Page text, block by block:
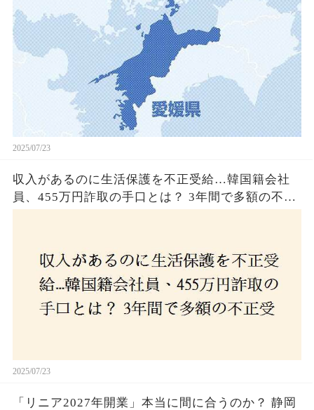
2025/07/23
収入があるのに生活保護を不正受給…韓国籍会社
員、455万円詐取の手口とは？ 3年間で多額の不正
2025/07/23
「リニア2027年開業」本当に間に合うのか？ 静岡